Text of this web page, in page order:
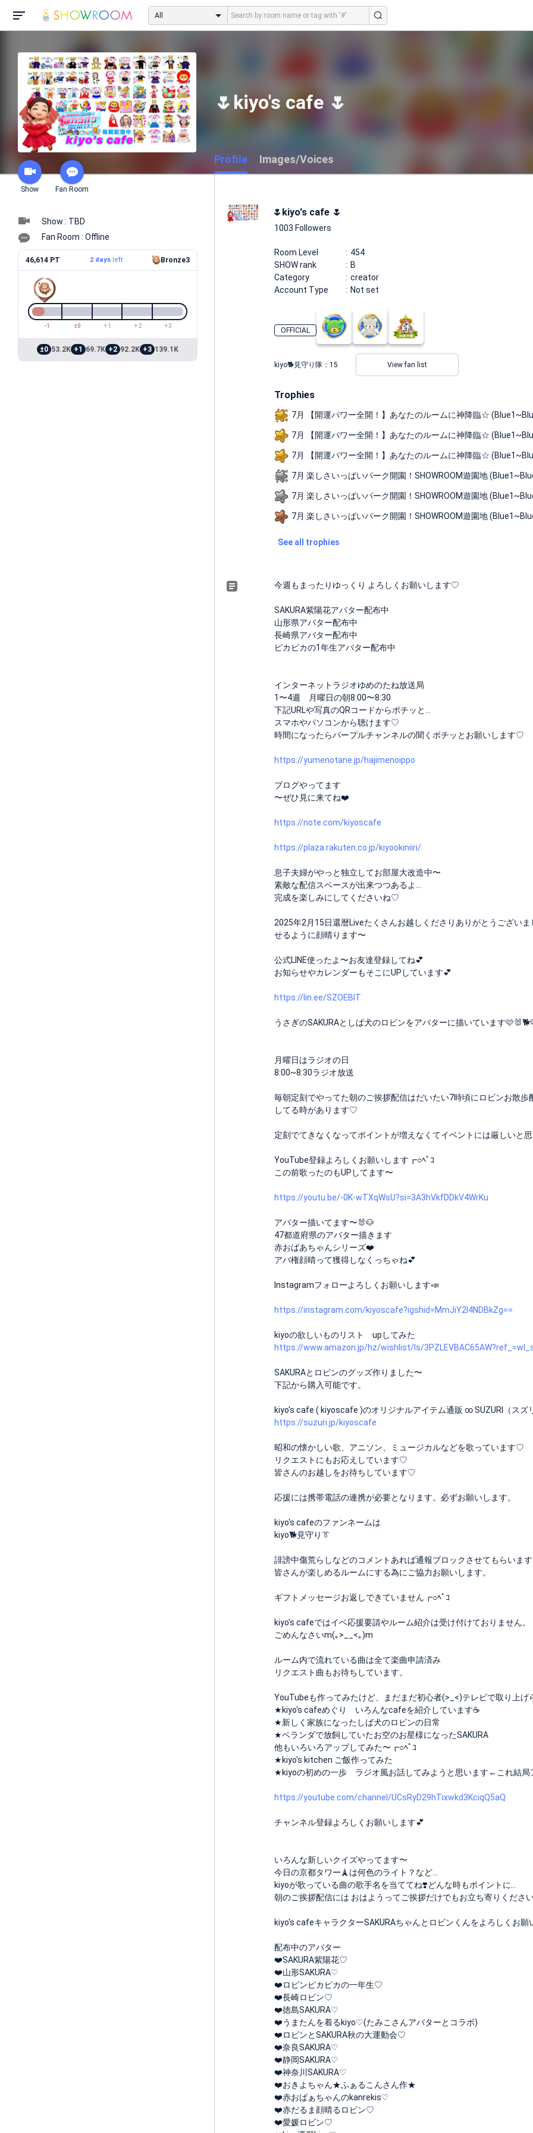
All
Show Fan Room
🌷kiyo's cafe 🌷
Profile Images/Voices
Show : TBD
Fan Room : Offline
46,614 PT 2 daysleft Bronze3
-1 ±0 +1 +2 +3
±0 53.2K +1 69.7K +2 92.2K +3 139.1K
🌷kiyo's cafe 🌷
1003 Followers
Room Level
454
SHOW rank
B
Category
creator
Account Type
Not set
OFFICIAL
kiyo🐕見守り隊： 15 View fan list
Trophies
7月 【開運パワー全開！】あなたのルームに神降臨☆
7月 【開運パワー全開！】あなたのルームに神降臨☆
7月 【開運パワー全開！】あなたのルームに神降臨☆
7月 楽しさいっぱいパーク開園！SHOWROOM遊園地
7月 楽しさいっぱいパーク開園！SHOWROOM遊園地
7月 楽しさいっぱいパーク開園！SHOWROOM遊園地
See all trophies
今週もまったりゆっくり よろしくお願いします♡
SAKURA紫陽花アバター配布中
山形県アバター配布中
長崎県アバター配布中
ピカピカの1年生アバター配布中
インターネットラジオゆめのたね放送局
1〜4週 月曜日の朝8:00〜8:30
下記URLや写真のQRコードからポチッと…
スマホやパソコンから聴けます♡
時間になったらパープルチャンネルの聞くポチッとお願いします♡
https://yumenotane.jp/hajimenoippo
ブログやってます
〜ぜひ見に来てね❤️
https://note.com/kiyoscafe
https://plaza.rakuten.co.jp/kiyookiniiri/
息子夫婦がやっと独立してお部屋大改造中〜
素敵な配信スペースが出来つつあるよ…
完成を楽しみにしてくださいね♡
2025年2月15日還暦Liveたくさんお越しくださりありがとうござ
せるように顔晴ります〜
公式LINE使ったよ〜お友達登録してね💕
お知らせやカレンダーもそこにUPしています💕
https://lin.ee/SZOEBlT
うさぎのSAKURAとしば犬のロビンをアバターに描いています
月曜日はラジオの日
8:00~8:30ラジオ放送
毎朝定刻でやってた朝のご挨拶配信はだいたい7時頃にロビンお散
してる時があります♡
定刻でてきなくなってポイントが増えなくてイベントには厳しいと
YouTube登録よろしくお願いします┏○ﾍﾟｺ
この前歌ったのもUPしてます〜
https://youtu.be/-0K-wTXqWsU?si=3A3hVkfDDkV4WrKu
アバター描いてます〜🐰🐶
47都道府県のアバター描きます
赤おばあちゃんシリーズ❤️
アバ権顔晴って獲得しなくっちゃね💕
Instagramフォローよろしくお願いします📣
https://instagram.com/kiyoscafe?igshid=MmJiY2I4NDBkZg==
kiyoの欲しいものリスト upしてみた
https://www.amazon.jp/hz/wishlist/ls/
SAKURAとロビンのグッズ作りました〜
下記から購入可能です。
kiyo's cafe ( kiyoscafe )のオリジナルアイテム通販 ∞ SUZURI（スズ
https://suzuri.jp/kiyoscafe
昭和の懐かしい歌、アニソン、ミュージカルなどを歌っています♡
リクエストにもお応えしています♡
皆さんのお越しをお待ちしています♡
応援には携帯電話の連携が必要となります。必ずお願いします。
kiyo's cafeのファンネームは
kiyo🐕見守り👔
誹謗中傷荒らしなどのコメントあれば通報ブロックさせてもらいます
皆さんが楽しめるルームにする為にご協力お願いします。
ギフトメッセージお返しできていません┏○ﾍﾟｺ
kiyo's cafeではイベ応援要請やルーム紹介は受け付けておりません。
ごめんなさいm(｡>__<｡)m
ルーム内で流れている曲は全て楽曲申請済み
リクエスト曲もお待ちしています。
YouTubeも作ってみたけど、まだまだ初心者(>_<)テレビで取り上げ
★kiyo's cafeめぐり いろんなcafeを紹介しています☕️
★新しく家族になったしば犬のロビンの日常
★ベランダで放飼していたお空のお星様になったSAKURA
他もいろいろアップしてみた〜┏○ﾍﾟｺ
★kiyo's kitchen ご飯作ってみた
★kiyoの初めの一歩 ラジオ風お話してみようと思います←これ結局
https://youtube.com/channel/UCsRyD29hTixwkd3KciqQ5aQ
チャンネル登録よろしくお願いします💕
いろんな新しいクイズやってます〜
今日の京都タワー🗼は何色のライト？など…
kiyoが歌っている曲の歌手名を当ててね❣️どんな時もポイントに…
朝のご挨拶配信には おはようってご挨拶だけでもお立ち寄りください
kiyo's cafeキャラクターSAKURAちゃんとロビンくんをよろしくお
配布中のアバター
❤️SAKURA紫陽花♡
❤️山形SAKURA♡
❤️ロビンピカピカの一年生♡
❤️長崎ロビン♡
❤️徳島SAKURA♡
❤️うまたんを着るkiyo♡(たみこさんアバターとコラボ)
❤️ロビンとSAKURA秋の大運動会♡
❤️奈良SAKURA♡
❤️静岡SAKURA♡
❤️神奈川SAKURA♡
❤️おきよちゃん★ふぁるこんさん作★
❤️赤おばぁちゃんのkanrekis♡
❤️赤だるま顔晴るロビン♡
❤️愛媛ロビン♡